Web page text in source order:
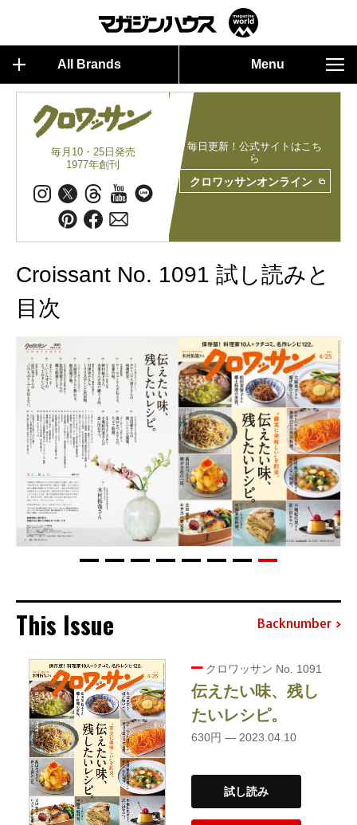
All Brands Menu
毎月10・25日発売
1977年創刊
毎日更新！公式サイトはこち
ら
クロワッサンオンライン
Croissant No. 1091 試し読みと
目次
This Issue Backnumber
クロワッサン No. 1091
伝えたい味、残し
たいレシピ。
630円 — 2023.04.10
試し読み